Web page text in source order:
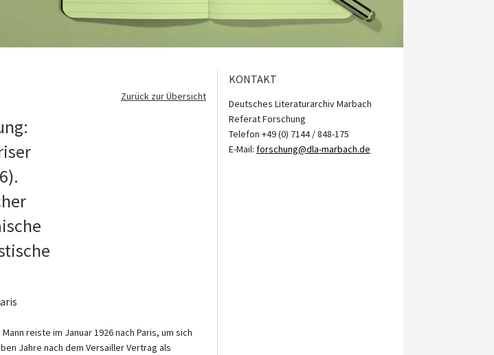
Zurück zur Übersicht
Mann reiste im Januar 1926 nach Paris, um sich
Jahre nach dem Versailler Vertrag als
KONTAKT
Deutsches Literaturarchiv Marbach
Referat Forschung
Telefon +49 (0) 7144 / 848-175
E-Mail: forschung@dla-marbach.de